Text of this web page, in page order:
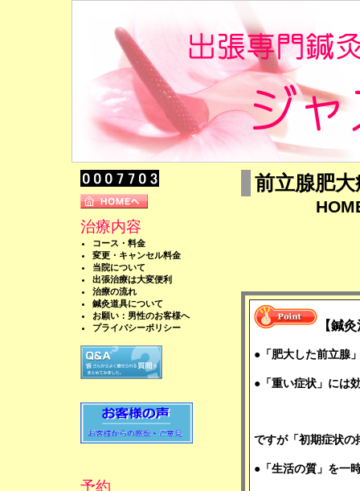
前立腺肥
【鍼
●「肥大した前立腺
●「重い症状」には
ですが「初期症状の
●「生活の質」を一
治療内容
コース・料金
変更・キャンセル料金
当院について
出張治療は大変便利
治療の流れ
鍼灸道具について
お願い：男性のお客様へ
プライバシーポリシー
予約